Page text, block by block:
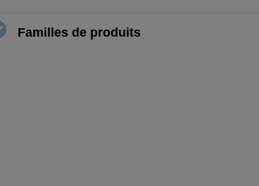
Familles de produits